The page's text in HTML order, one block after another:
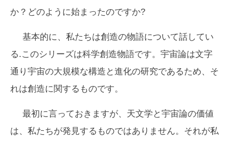
か？どのように始まったのですか?
基本的に、私たちは創造の物語について話してい
る.このシリーズは科学創造物語です。宇宙論は文字
通り宇宙の大規模な構造と進化の研究であるため、そ
れは創造に関するものです。
最初に言っておきますが、天文学と宇宙論の価値
は、私たちが発見するものではありません。それが私